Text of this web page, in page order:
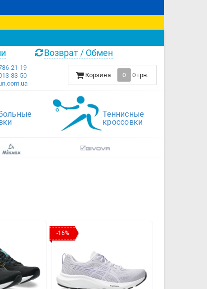
Возврат / Обмен
21-19
83-50
Корзина 0 0 грн.
Теннисные
кроссовки
-16%